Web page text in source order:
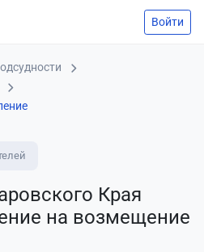
Войти
Края
на возмещение